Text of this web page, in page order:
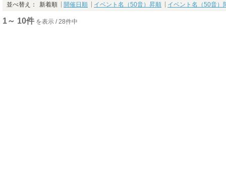
並べ替え： 新着順 開催日順 イベント名（50音）昇順 イベント名（50音）
1～ 10件 を表示 / 28件中